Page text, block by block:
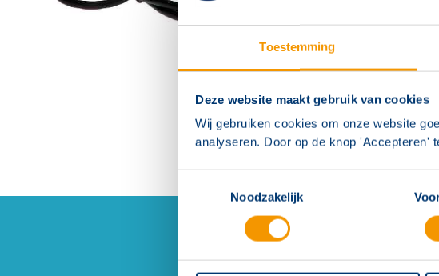
Toestemming
Deze website maakt gebruik van cookies
Wij gebruiken cookies om onze website
analyseren. Door op de knop 'Accepteren'
Noodzakelijk